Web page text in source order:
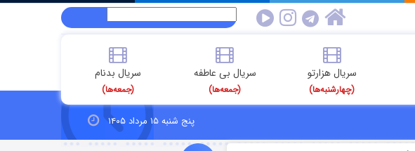
سریال هزارتو
(چهارشنبه‌ها)
سریال بی عاطفه
(جمعه‌ها)
سریال بدنام
(جمعه‌ها)
پنج شنبه ۱۵ مرداد ۱۴۰۵